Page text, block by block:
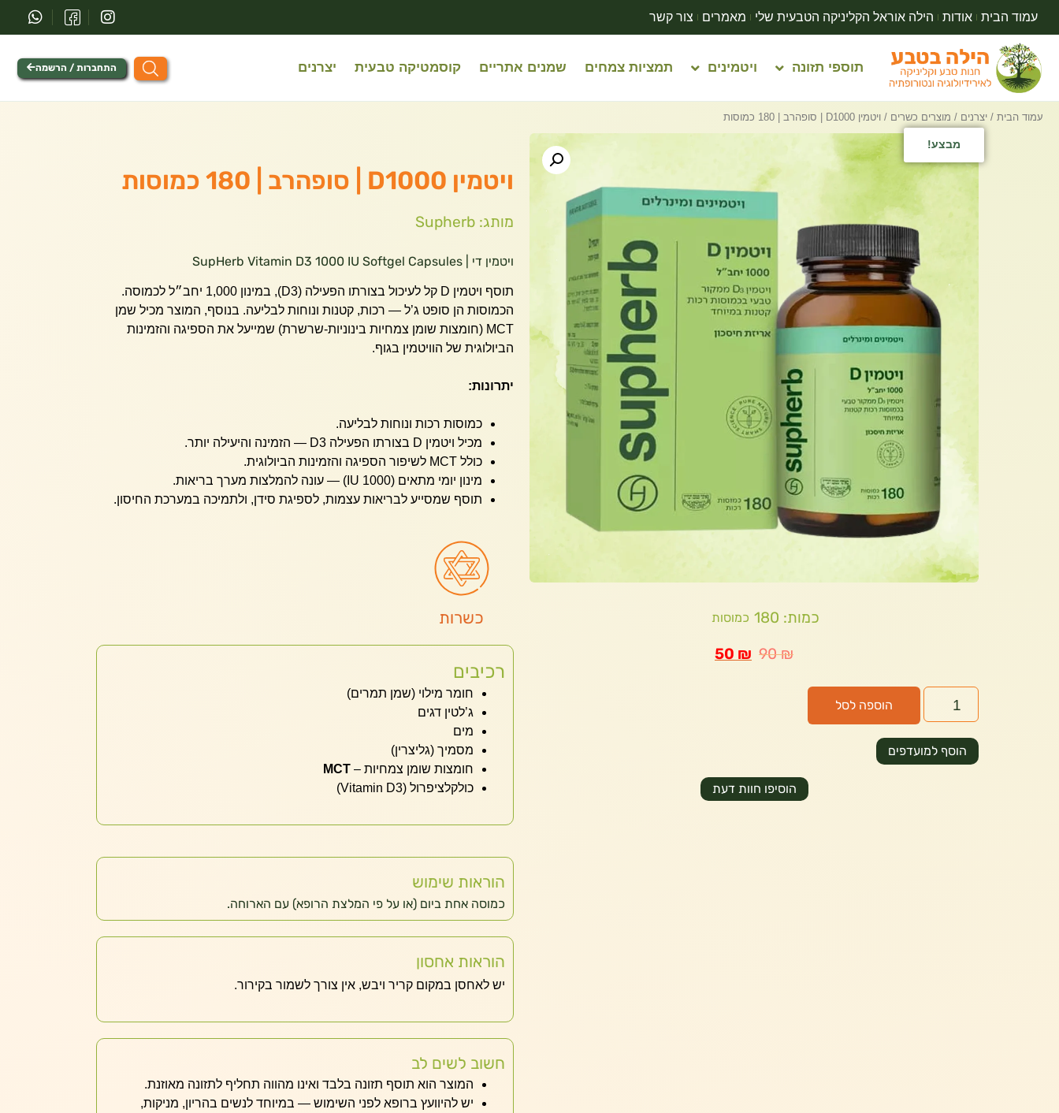
עמוד הבית אודות הילה אוראל הקליניקה הטבעית שלי מאמרים צור קשר
תוספי תזונה ויטמינים תמציות צמחים שמנים אתריים קוסמטיקה טבעית יצרנים התחברות / הרשמה
עמוד הבית / יצרנים / מוצרים כשרים / ויטמין D1000 | סופהרב | 180 כמוסות
מבצע!
כמות: 180 כמוסות
90₪
50 ₪
הוספה לסל
הוסיפו חוות דעת
הוסף למועדפים
ויטמין D1000 | סופהרב | 180 כמוסות
מותג: Supherb
ויטמין די | SupHerb Vitamin D3 1000 IU Softgel Capsules
תוסף ויטמין D קל לעיכול בצורתו הפעילה (D3), במינון 1,000 יחב״ל לכמוסה.
הכמוסות הן סופט ג’ל — רכות, קטנות ונוחות לבליעה. בנוסף, המוצר מכיל שמן
MCT (חומצות שומן צמחיות בינוניות-שרשרת) שמייעל את הספיגה והזמינות
הביולוגית של הוויטמין בגוף.
יתרונות:
כמוסות רכות ונוחות לבליעה.
מכיל ויטמין D בצורתו הפעילה D3 — הזמינה והיעילה יותר.
כולל MCT לשיפור הספיגה והזמינות הביולוגית.
מינון יומי מתאים (1000 IU) — עונה להמלצות מערך בריאות.
תוסף שמסייע לבריאות עצמות, לספיגת סידן, ולתמיכה במערכת החיסון.
כשרות
רכיבים
חומר מילוי (שמן תמרים)
ג’לטין דגים
מים
מסמיך (גליצרין)
חומצות שומן צמחיות – MCT
כולקלציפרול (Vitamin D3)
הוראות שימוש
כמוסה אחת ביום (או על פי המלצת הרופא) עם הארוחה.
הוראות אחסון
יש לאחסן במקום קריר ויבש, אין צורך לשמור בקירור.
חשוב לשים לב
המוצר הוא תוסף תזונה בלבד ואינו מהווה תחליף לתזונה מאוזנת.
יש להיוועץ ברופא לפני השימוש — במיוחד לנשים בהריון, מניקות,